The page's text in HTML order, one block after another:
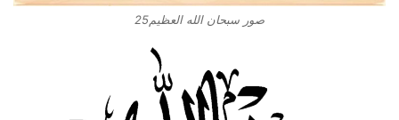
صور سبحان الله العظيم25